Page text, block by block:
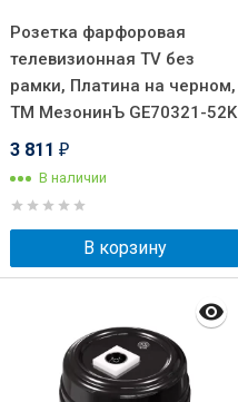
Розетка фарфоровая
телевизионная TV без
рамки, Платина на черном,
ТМ МезонинЪ GE70321-52K
3 811 ₽
В наличии
В корзину